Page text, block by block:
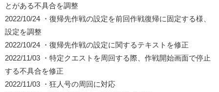
とがある不具合を調整
2022/10/24 ・復帰先作戦の設定を前回作戦復帰に固定する様、
設定を調整
2022/10/24 ・復帰先作戦の設定に関するテキストを修正
2022/11/03 ・特定クエストを周回する際、作戦開始画面で停止
する不具合を修正
2022/11/03 ・狂人号の周回に対応